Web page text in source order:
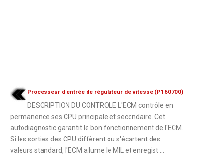
Processeur d'entrée de régulateur de vitesse (P160700)
DESCRIPTION DU CONTROLE L'ECM contrôle en
permanence ses CPU principale et secondaire. Cet
autodiagnostic garantit le bon fonctionnement de l'ECM.
Si les sorties des CPU diffèrent ou s'écartent des
valeurs standard, l'ECM allume le MIL et enregist ...